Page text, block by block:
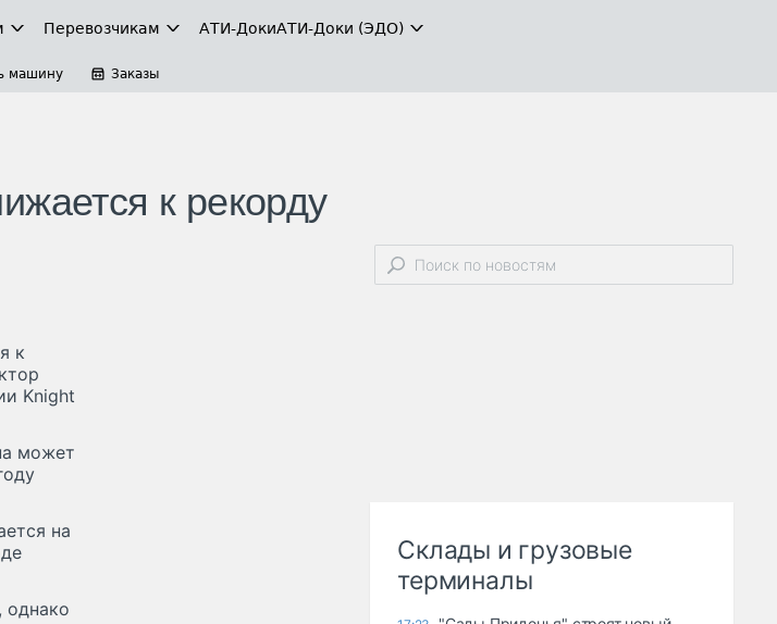
Перевозчикам АТИ-ДокиАТИ-Доки (ЭДО)
машину Заказы
к рекорду
к
Knight
может
на
однако
Склады и грузовые
терминалы